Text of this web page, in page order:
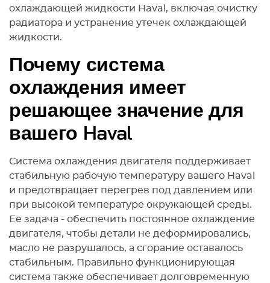
охлаждающей жидкости Haval, включая очистку
радиатора и устранение утечек охлаждающей
жидкости.
Почему система
охлаждения имеет
решающее значение для
вашего Haval
Система охлаждения двигателя поддерживает
стабильную рабочую температуру вашего Haval
и предотвращает перегрев под давлением или
при высокой температуре окружающей среды.
Ее задача - обеспечить постоянное охлаждение
двигателя, чтобы детали не деформировались,
масло не разрушалось, а сгорание оставалось
стабильным. Правильно функционирующая
система также обеспечивает долговременную